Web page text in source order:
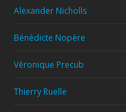
Alexander Nicholls
Bénédicte Nopère
Véronique Precub
Thierry Ruelle